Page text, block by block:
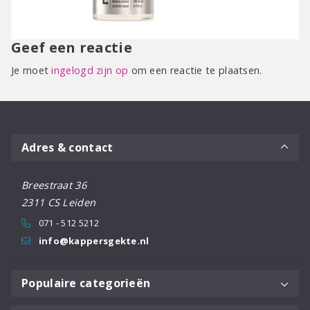
Geef een reactie
Je moetingelogd zijn op om een reactie te plaatsen.
Adres & contact
Breestraat 36
2311 CS Leiden
071 - 512 5212
info@kappersgekte.nl
Populaire categorieën